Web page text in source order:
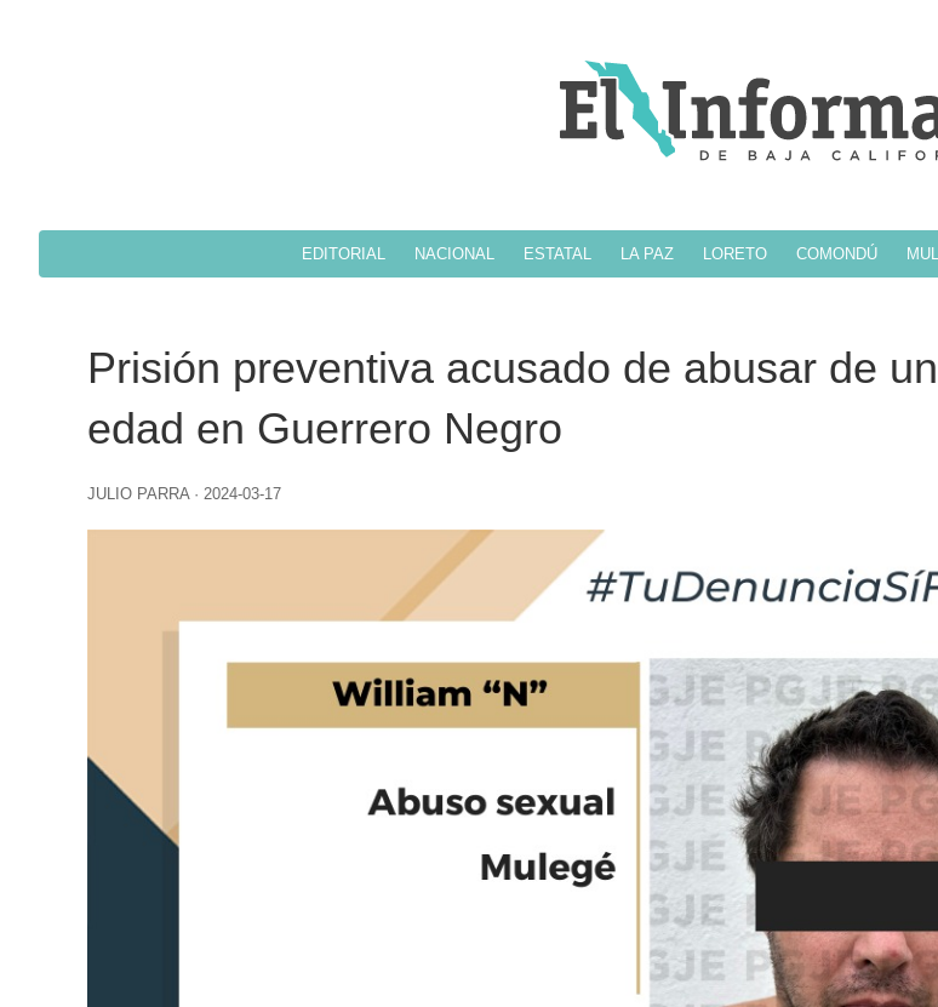
EDITORIAL NACIONAL ESTATAL LA PAZ LORETO COMONDÚ
Prisión preventiva acusado de abusar de
edad en Guerrero Negro
JULIO PARRA · 2024-03-17